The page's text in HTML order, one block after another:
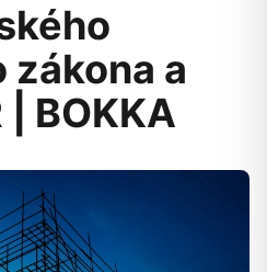
a
| BOKKA